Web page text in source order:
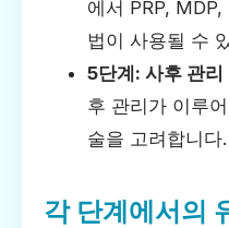
에서 PRP,
법이 사용될 수
5단계: 사후 관리
후 관리가 이루
술을 고려합니다.
각 단계에서의